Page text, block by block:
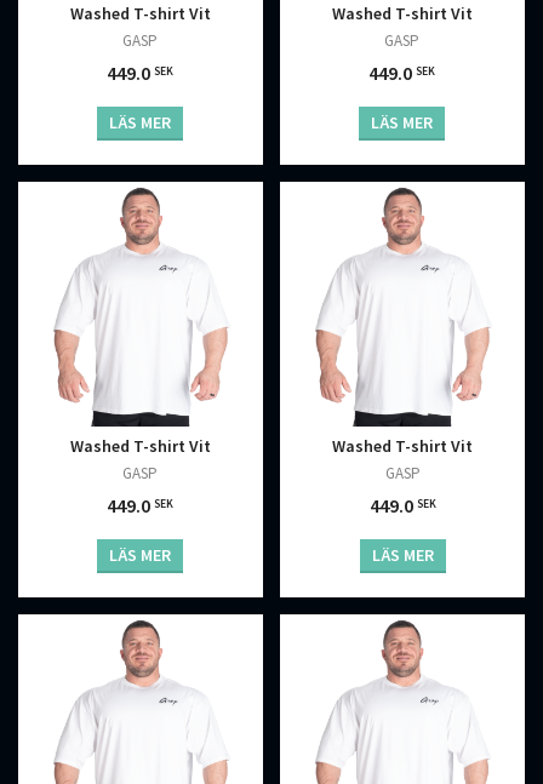
Washed T-shirt Vit
GASP
449.0SEK
LÄS MER
Washed T-shirt Vit
GASP
449.0SEK
LÄS MER
Washed T-shirt Vit
GASP
449.0SEK
LÄS MER
Washed T-shirt Vit
GASP
449.0 SEK
LÄS MER